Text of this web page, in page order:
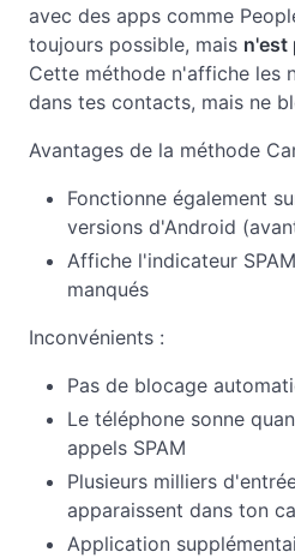
avec des apps comme
toujours possible, mais n'est
Cette méthode n'affiche les
dans tes contacts, mais ne
Avantages de la méthode
Fonctionne également
versions d'Android
Affiche l'indicateur
manqués
Inconvénients :
Pas de blocage
Le téléphone sonne
appels SPAM
Plusieurs milliers
apparaissent dans ton
Application